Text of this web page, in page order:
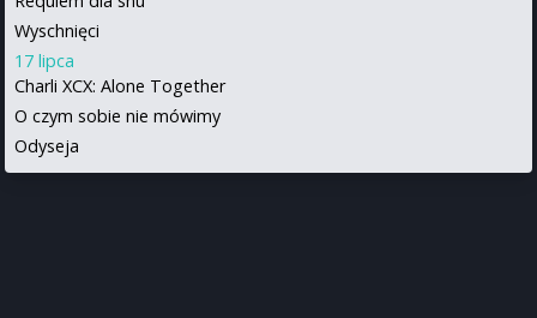
Wyschnięci
17 lipca
Charli XCX: Alone Together
O czym sobie nie mówimy
Odyseja